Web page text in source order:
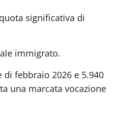
significativa di
immigrato.
febbraio 2026 e 5.940
una marcata vocazione